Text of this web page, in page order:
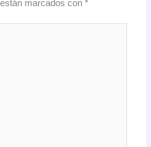
marcados con*